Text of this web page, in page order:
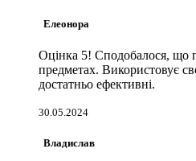
Елеонора
Оцінка 5! Сподобалося, що
предметах. Використовує
достатньо ефективні.
30.05.2024
Владислав